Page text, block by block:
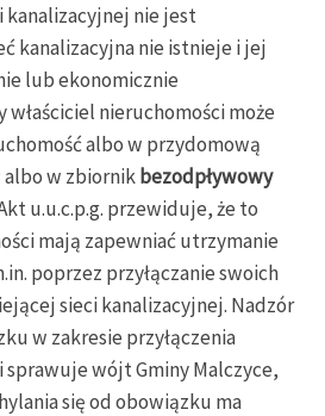
kanalizacyjnej nie jest
kanalizacyjna nie istnieje i jej
lub ekonomicznie
właściciel nieruchomości może
albo w przydomową
albo w zbiornik bezodpływowy
u.u.c.p.g. przewiduje, że to
mają zapewniać utrzymanie
poprzez przyłączanie swoich
sieci kanalizacyjnej. Nadzór
w zakresie przyłączenia
sprawuje wójt Gminy Malczyce,
się od obowiązku ma